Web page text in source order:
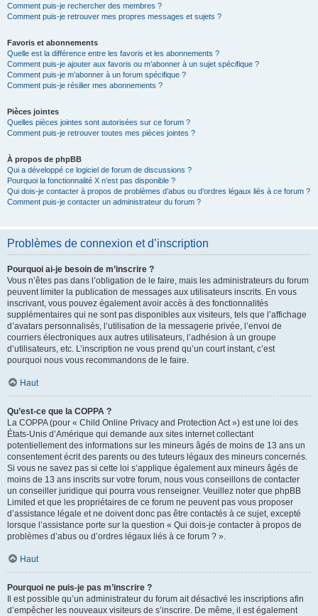
Comment puis-je rechercher des membres ?
Comment puis-je retrouver mes propres messages et sujets ?
Favoris et abonnements
Quelle est la différence entre les favoris et les abonnements ?
Comment puis-je ajouter aux favoris ou m’abonner à un sujet spécifique ?
Comment puis-je m’abonner à un forum spécifique ?
Comment puis-je résilier mes abonnements ?
Pièces jointes
Quelles pièces jointes sont autorisées sur ce forum ?
Comment puis-je retrouver toutes mes pièces jointes ?
À propos de phpBB
Qui a développé ce logiciel de forum de discussions ?
Pourquoi la fonctionnalité X n’est pas disponible ?
Qui dois-je contacter à propos de problèmes d’abus ou d’ordres légaux liés à ce forum ?
Comment puis-je contacter un administrateur du forum ?
Problèmes de connexion et d’inscription
Pourquoi ai-je besoin de m’inscrire ?
Vous n’êtes pas dans l’obligation de le faire, mais les administrateurs du forum
peuvent limiter la publication de messages aux utilisateurs inscrits. En vous
inscrivant, vous pouvez également avoir accès à des fonctionnalités
supplémentaires qui ne sont pas disponibles aux visiteurs, tels que l’affichage
d’avatars personnalisés, l’utilisation de la messagerie privée, l’envoi de
courriers électroniques aux autres utilisateurs, l’adhésion à un groupe
d’utilisateurs, etc. L’inscription ne vous prend qu’un court instant, c’est
pourquoi nous vous recommandons de le faire.
Haut
Qu’est-ce que la COPPA ?
La COPPA (pour « Child Online Privacy and Protection Act ») est une loi des
États-Unis d’Amérique qui demande aux sites internet collectant
potentiellement des informations sur les mineurs âgés de moins de 13 ans un
consentement écrit des parents ou des tuteurs légaux des mineurs concernés.
Si vous ne savez pas si cette loi s’applique également aux mineurs âgés de
moins de 13 ans inscrits sur votre forum, nous vous conseillons de contacter
un conseiller juridique qui pourra vous renseigner. Veuillez noter que phpBB
Limited et que les propriétaires de ce forum ne peuvent pas vous proposer
d’assistance légale et ne doivent donc pas être contactés à ce sujet, excepté
lorsque l’assistance porte sur la question « Qui dois-je contacter à propos de
problèmes d’abus ou d’ordres légaux liés à ce forum ? ».
Haut
Pourquoi ne puis-je pas m’inscrire ?
Il est possible qu’un administrateur du forum ait désactivé les inscriptions afin
d’empêcher les nouveaux visiteurs de s’inscrire. De même, il est également